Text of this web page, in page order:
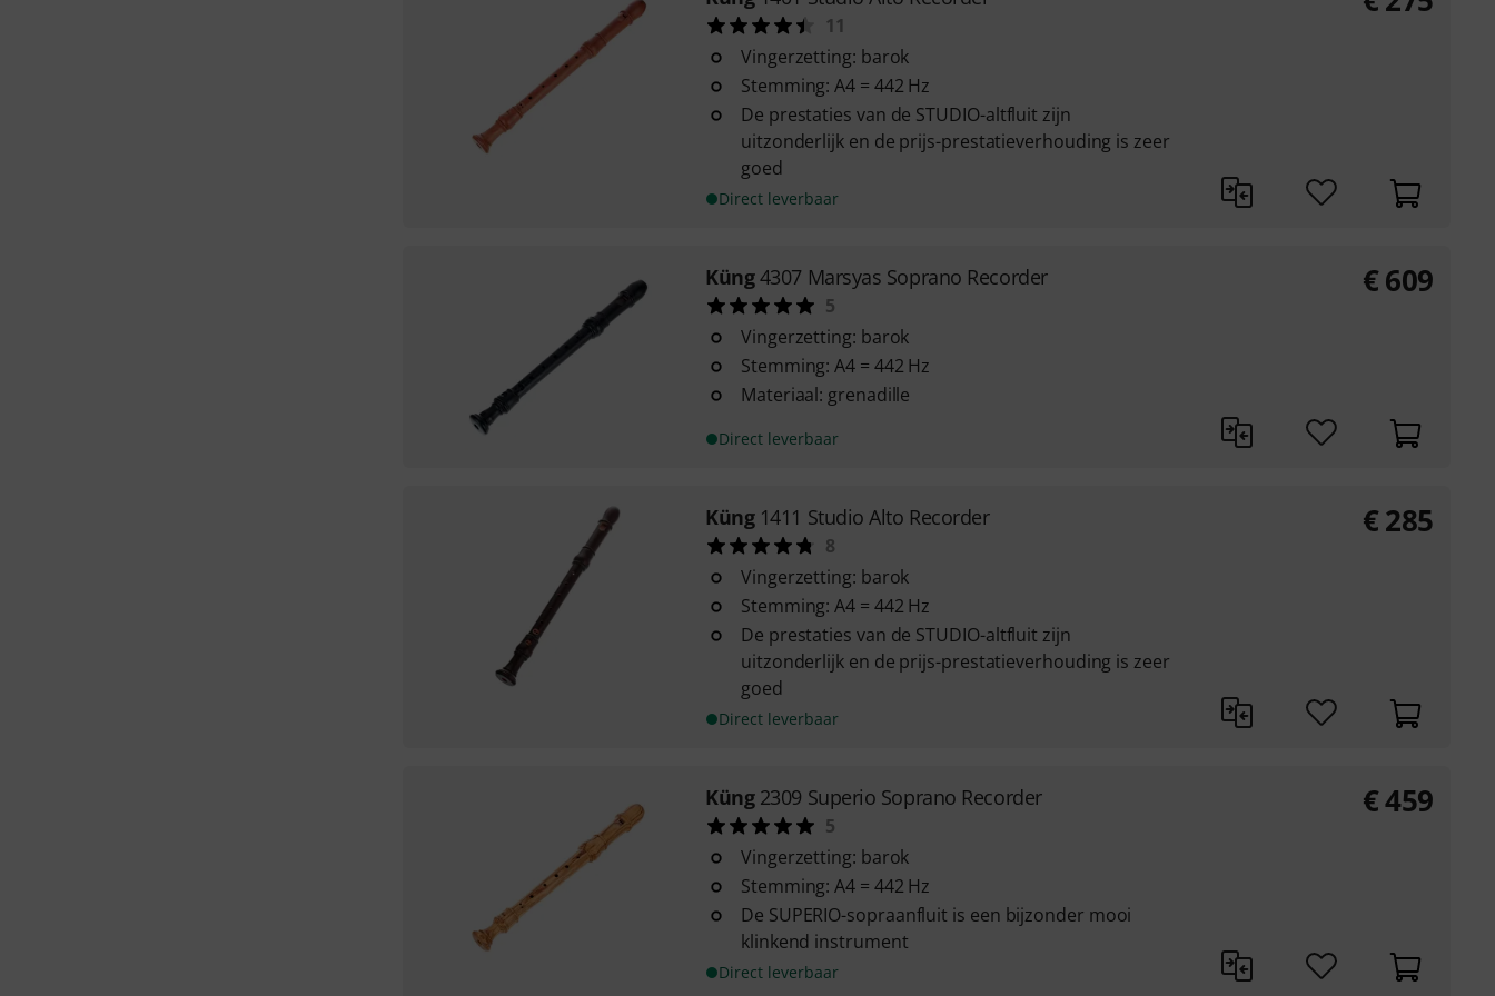
11
Vingerzetting: barok
Stemming: A4 = 442 Hz
De prestaties van de STUDIO-altfluit zijn
uitzonderlijk en de prijs-prestatieverhouding is zeer
goed
Direct leverbaar
Küng 4307 Marsyas Soprano Recorder
5
Vingerzetting: barok
Stemming: A4 = 442 Hz
Materiaal: grenadille
Direct leverbaar
€609
Küng 1411 Studio Alto Recorder
8
Vingerzetting: barok
Stemming: A4 = 442 Hz
De prestaties van de STUDIO-altfluit zijn
uitzonderlijk en de prijs-prestatieverhouding is zeer
goed
Direct leverbaar
€285
Küng 2309 Superio Soprano Recorder
5
Vingerzetting: barok
Stemming: A4 = 442 Hz
De SUPERIO-sopraanfluit is een bijzonder mooi
klinkend instrument
Direct leverbaar
€459